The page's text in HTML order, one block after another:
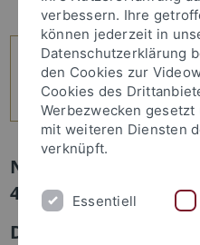
Newsletter Uni
4/2014: Forschung
Distinguished
verbessern. Ihre
können jederzeit in
Datenschutzerklärung
den Cookies zur
Cookies des
Werbezwecken
mit weiteren Diensten
verknüpft.
Essentiell